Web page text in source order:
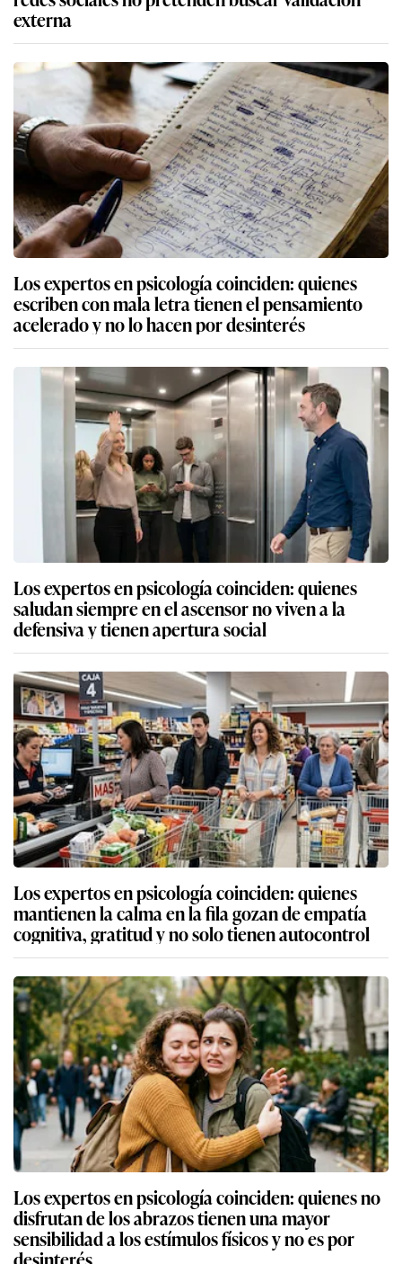
externa
Los expertos en psicología coinciden: quienes
escriben con mala letra tienen el pensamiento
acelerado y no lo hacen por desinterés
Los expertos en psicología coinciden: quienes
saludan siempre en el ascensor no viven a la
defensiva y tienen apertura social
Los expertos en psicología coinciden: quienes
mantienen la calma en la fila gozan de empatía
cognitiva, gratitud y no solo tienen autocontrol
Los expertos en psicología coinciden: quienes no
disfrutan de los abrazos tienen una mayor
sensibilidad a los estímulos físicos y no es por
desinterés